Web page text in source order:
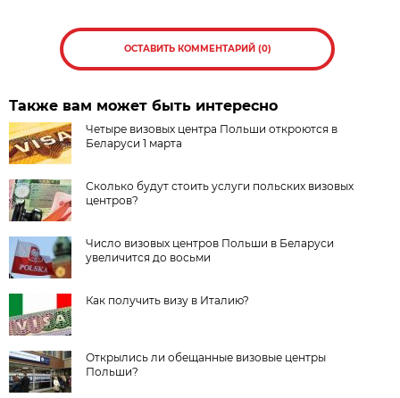
ОСТАВИТЬ КОММЕНТАРИЙ (0)
Также вам может быть интересно
Четыре визовых центра Польши откроются в
Беларуси 1 марта
Сколько будут стоить услуги польских визовых
центров?
Число визовых центров Польши в Беларуси
увеличится до восьми
Как получить визу в Италию?
Открылись ли обещанные визовые центры
Польши?